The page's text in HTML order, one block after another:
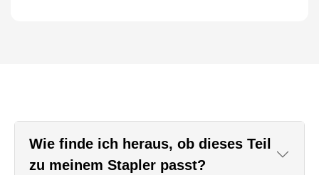
Wie finde ich heraus, ob dieses Teil
zu meinem Stapler passt?